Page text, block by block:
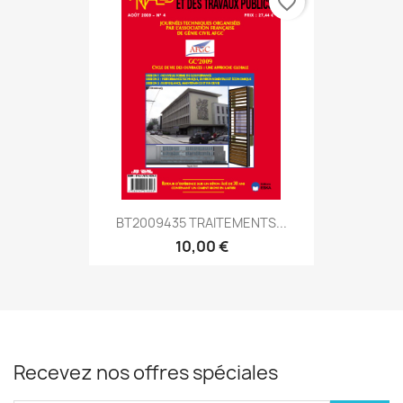
BT2009435 TRAITEMENTS...
10,00 €
Recevez nos offres spéciales